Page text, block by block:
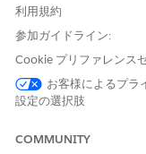
の苦情をエスカレーシ
ら HR または法務スペ
API 参照名
参照アクション種別
利用規約
参加ガイドライン:
Cookie プリファレンス
お客様によるプラ
設定の選択肢
COMMUNITY